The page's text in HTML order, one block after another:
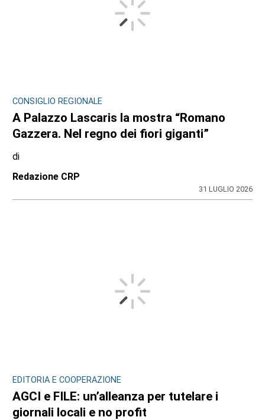
CONSIGLIO REGIONALE
A Palazzo Lascaris la mostra “Romano
Gazzera. Nel regno dei fiori giganti”
di
Redazione CRP
31 LUGLIO 2026
EDITORIA E COOPERAZIONE
AGCI e FILE: un’alleanza per tutelare i
giornali locali e no profit